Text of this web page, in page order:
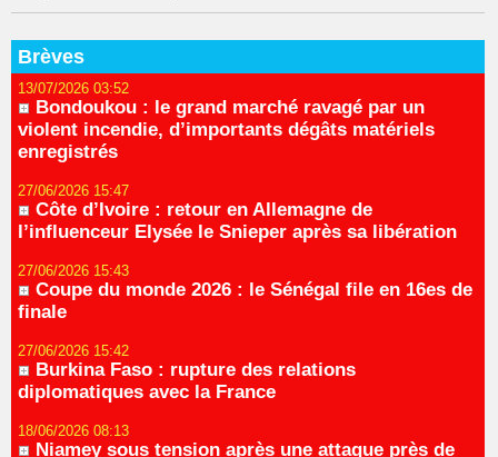
Brèves
13/07/2026 03:52
Bondoukou : le grand marché ravagé par un
violent incendie, d’importants dégâts matériels
enregistrés
27/06/2026 15:47
Côte d’Ivoire : retour en Allemagne de
l’influenceur Elysée le Snieper après sa libération
27/06/2026 15:43
Coupe du monde 2026 : le Sénégal file en 16es de
finale
27/06/2026 15:42
Burkina Faso : rupture des relations
diplomatiques avec la France
18/06/2026 08:13
Niamey sous tension après une attaque près de